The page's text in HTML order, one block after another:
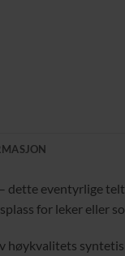
– dette eventyrlige
for leker eller
høykvalitets